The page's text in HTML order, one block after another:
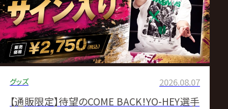
グッズ 2026.08.07
【通販限定】待望のCOME BACK！YO-HEY選手